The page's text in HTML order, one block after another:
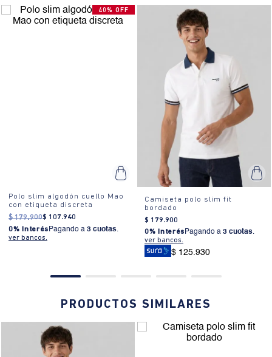
40% OFF
Polo slim algodón cuello Mao
con etiqueta discreta
$ 179.900$ 107.940
0% Interés Pagando a 3 cuotas.
ver bancos.
Camiseta polo slim fit
bordado
$ 179.900
0% Interés Pagando a 3 cuotas.
ver bancos.
$ 125.930
PRODUCTOS SIMILARES